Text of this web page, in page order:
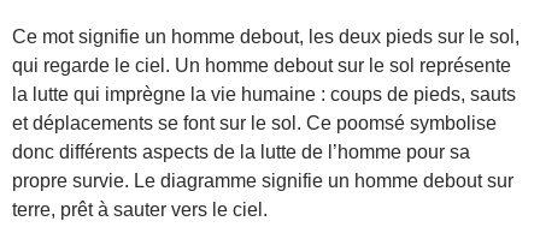
Ce mot signifie un homme debout, les deux pieds sur le sol,
qui regarde le ciel. Un homme debout sur le sol représente
la lutte qui imprègne la vie humaine : coups de pieds, sauts
et déplacements se font sur le sol. Ce poomsé symbolise
donc différents aspects de la lutte de l’homme pour sa
propre survie. Le diagramme signifie un homme debout sur
terre, prêt à sauter vers le ciel.